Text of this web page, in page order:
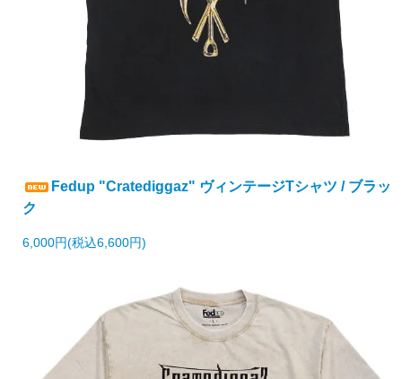
Fedup "Cratediggaz" ヴィンテージTシャツ / ブラッ
ク
6,000円(税込6,600円)